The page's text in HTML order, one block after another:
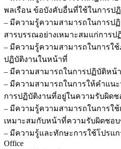
พลเรือน ข้อบังคับอื่นที่ใช้ในการป
– มีความรู้ความสามารถในการป
สารบรรณอย่างเหมาะสมแก่การป
– มีความรู้ความสามารถในการใ
ปฏิบัติงานในหน้าที่
– มีความสามารถในการปฏิบัติหน้
– มีความสามารถในการให้คำแนะ
การปฏิบัติงานที่อยู่ในความรับผิดช
– มีความรู้ความสามารถในการใช้
เหมาะสมกับหน้าที่ความรับผิดชอ
– มีความรู้และทักษะการใช้โปรแก
Office